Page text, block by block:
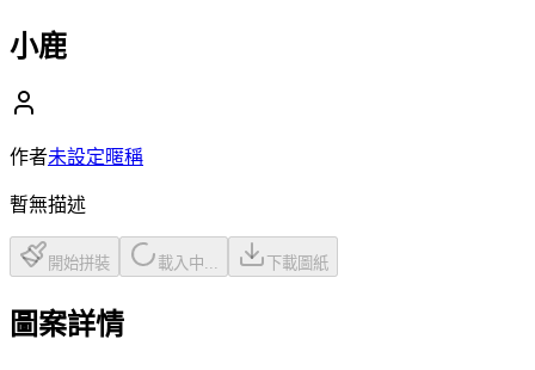
小鹿
作者未設定暱稱
暫無描述
開始拼裝 載入中... 下載圖紙
圖案詳情